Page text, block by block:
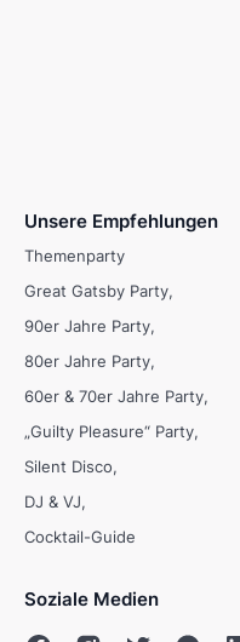
Unsere Empfehlungen
Themenparty
Great Gatsby Party
90er Jahre Party
80er Jahre Party
60er & 70er Jahre Party
„Guilty Pleasure“ Party
Silent Disco
DJ & VJ
Cocktail-Guide
Soziale Medien